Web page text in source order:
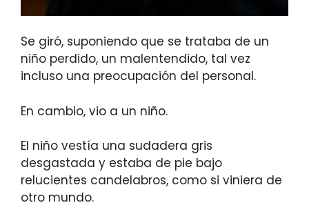
Se giró, suponiendo que se trataba de un
niño perdido, un malentendido, tal vez
incluso una preocupación del personal.
En cambio, vio a un niño.
El niño vestía una sudadera gris
desgastada y estaba de pie bajo
relucientes candelabros, como si viniera de
otro mundo.